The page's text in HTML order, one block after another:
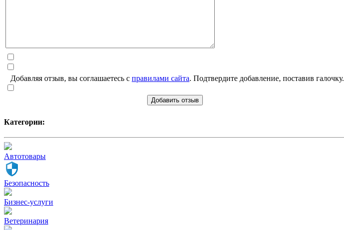
Добавляя отзыв, вы соглашаетесь с правилами сайта. Подтвердите добавление, поставив галочку.
Добавить отзыв
Категории:
Автотовары
Безопасность
Бизнес-услуги
Ветеринария